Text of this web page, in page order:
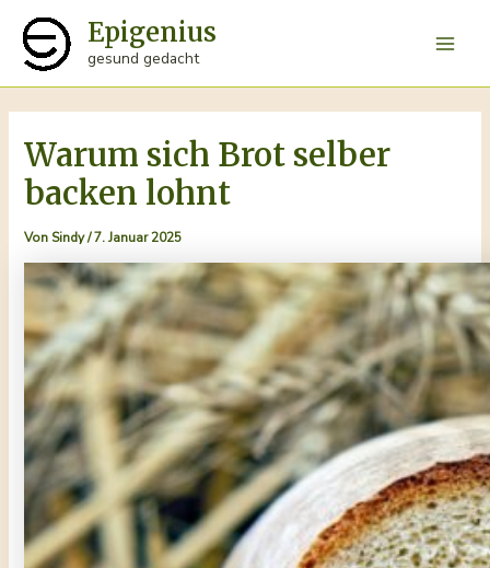
Inhalt
springen
Epigenius
gesund gedacht
Warum sich Brot selber
backen lohnt
Von Sindy/7. Januar 2025